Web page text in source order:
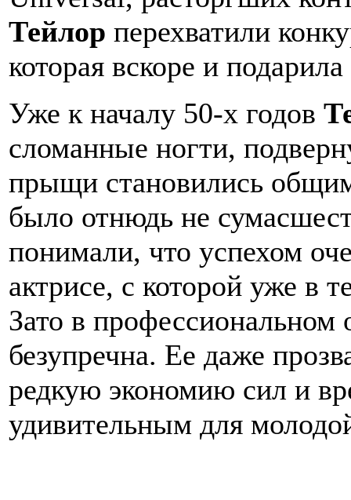
Тейлор перехватили
которая вскоре и
Уже к началу 50-х годов
сломанные ногти,
прыщи становились
было отнюдь не
понимали, что успехом
актрисе, с которой уже в
Зато в
безупречна. Ее даже
редкую экономию сил и
удивительным для